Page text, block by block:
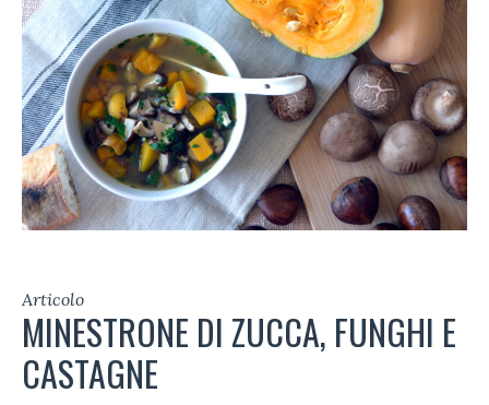
Articolo
MINESTRONE DI ZUCCA, FUNGHI E
CASTAGNE